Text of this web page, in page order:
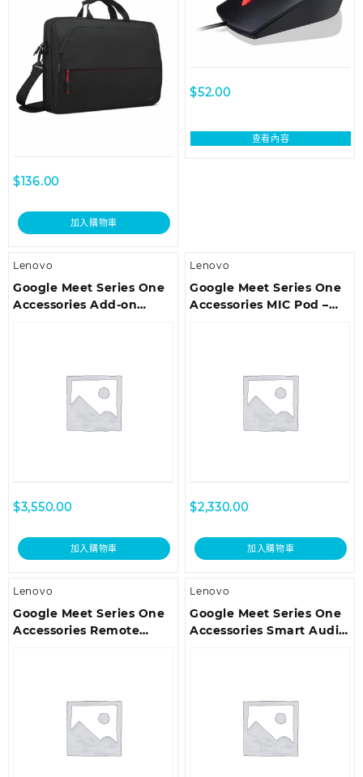
$136.00
加入購物車
$52.00
查看內容
Lenovo
Google Meet Series One
Accessories Add-on
$3,550.00
加入購物車
Lenovo
Google Meet Series One
Accessories MIC Pod –
$2,330.00
加入購物車
Lenovo
Google Meet Series One
Accessories Remote
Lenovo
Google Meet Series One
Accessories Smart Audio